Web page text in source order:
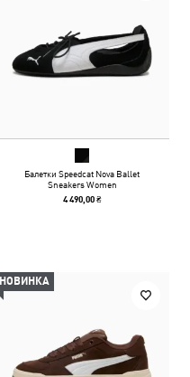
Балетки Speedcat Nova Ballet
Sneakers Women
4 490,00 ₴
НОВИНКА